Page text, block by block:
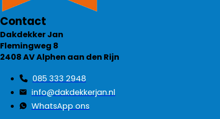
Contact
Dakdekker Jan
Flemingweg 8
2408 AV Alphen aan den Rijn
085 333 2948
info@dakdekkerjan.nl
WhatsApp ons